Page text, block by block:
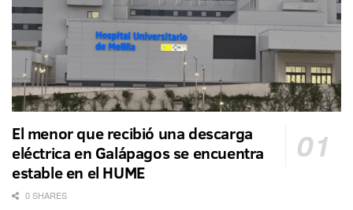
El menor que recibió una descarga
eléctrica en Galápagos se encuentra
estable en el HUME
0 SHARES